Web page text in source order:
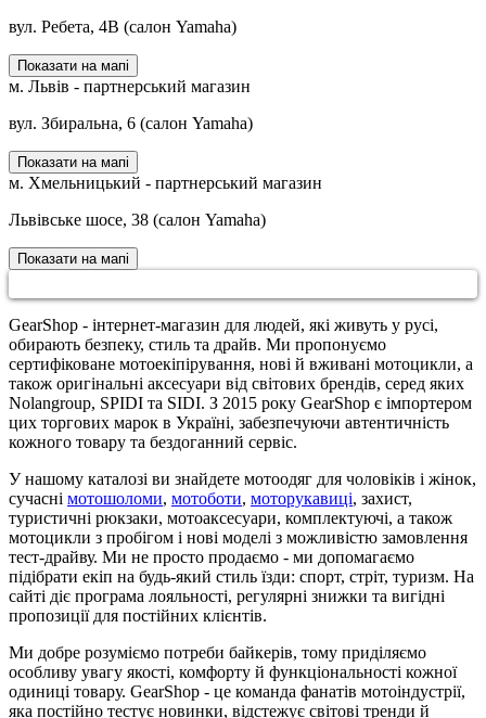
вул. Ребета, 4В (салон Yamaha)
Показати на мапі
м. Львів - партнерський магазин
вул. Збиральна, 6 (салон Yamaha)
Показати на мапі
м. Хмельницький - партнерський магазин
Львівське шосе, 38 (салон Yamaha)
Показати на мапі
GearShop - інтернет-магазин для людей, які живуть у русі,
обирають безпеку, стиль та драйв. Ми пропонуємо
сертифіковане мотоекіпірування, нові й вживані мотоцикли, а
також оригінальні аксесуари від світових брендів, серед яких
Nolangroup, SPIDI та SIDI. З 2015 року GearShop є імпортером
цих торгових марок в Україні, забезпечуючи автентичність
кожного товару та бездоганний сервіс.
У нашому каталозі ви знайдете мотоодяг для чоловіків і жінок,
сучасні мотошоломи, мотоботи, моторукавиці, захист,
туристичні рюкзаки, мотоаксесуари, комплектуючі, а також
мотоцикли з пробігом і нові моделі з можливістю замовлення
тест-драйву. Ми не просто продаємо - ми допомагаємо
підібрати екіп на будь-який стиль їзди: спорт, стріт, туризм. На
сайті діє програма лояльності, регулярні знижки та вигідні
пропозиції для постійних клієнтів.
Ми добре розуміємо потреби байкерів, тому приділяємо
особливу увагу якості, комфорту й функціональності кожної
одиниці товару. GearShop - це команда фанатів мотоіндустрії,
яка постійно тестує новинки, відстежує світові тренди й